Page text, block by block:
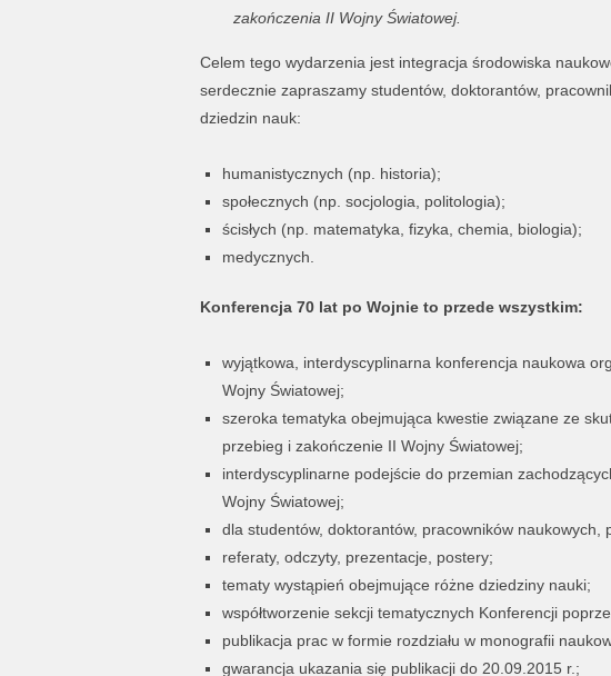
zakończenia II Wojny Światowej.
Celem tego wydarzenia jest integracja środowiska
serdecznie zapraszamy studentów, doktorantów,
dziedzin nauk:
humanistycznych (np. historia);
społecznych (np. socjologia, politologia);
ścisłych (np. matematyka, fizyka, chemia, biologia);
medycznych.
Konferencja 70 lat po Wojnie to przede wszystkim:
wyjątkowa, interdyscyplinarna konferencja naukowa
Wojny Światowej;
szeroka tematyka obejmująca kwestie związane ze
przebieg i zakończenie II Wojny Światowej;
interdyscyplinarne podejście do przemian
Wojny Światowej;
dla studentów, doktorantów, pracowników naukowych,
referaty, odczyty, prezentacje, postery;
tematy wystąpień obejmujące różne dziedziny nauki;
współtworzenie sekcji tematycznych Konferencji
publikacja prac w formie rozdziału w monografii
gwarancja ukazania się publikacji do 20.09.2015 r.;